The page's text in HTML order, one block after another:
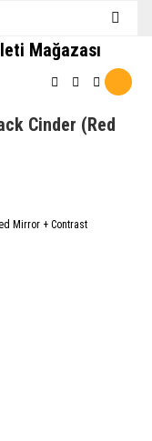
Mağazası
Cinder (Red